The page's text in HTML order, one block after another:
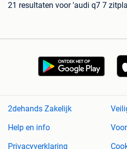
21 resultaten voor 'audi q7 7
2dehands Zakelijk
Help en info
Privacyverklaring